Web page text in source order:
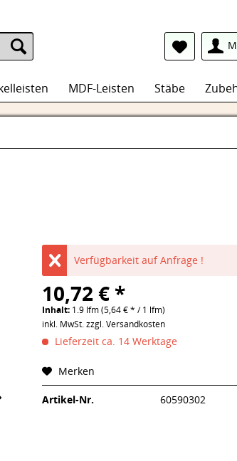
MDF-Leisten Stäbe
Verfügbarkeit auf Anfrage !
10,72 € *
Inhalt: 1.9 lfm (5,64 € * / 1 lfm)
inkl. MwSt.zzgl. Versandkosten
Lieferzeit ca. 14 Werktage
Merken
Artikel-Nr. 60590302